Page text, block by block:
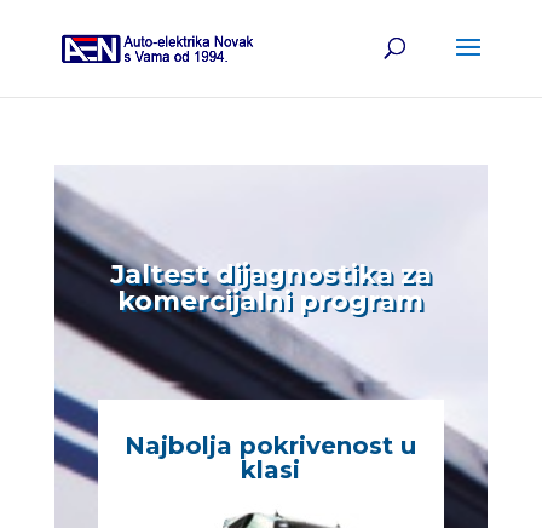
Jaltest dijagnostika za
komercijalni program
Najbolja pokrivenost u
klasi